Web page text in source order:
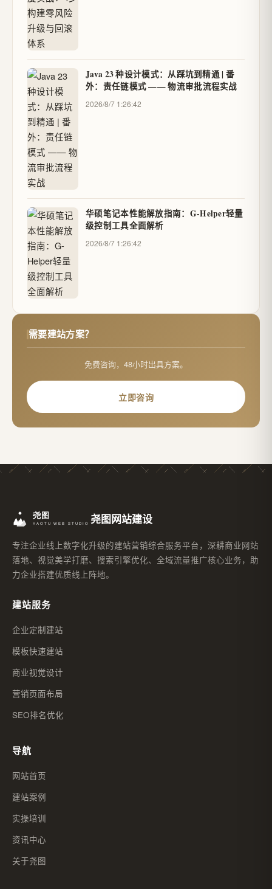
Java 23 种设计模式：从踩坑到精通 | 番
外：责任链模式 —— 物流审批流程实战
2026/8/7 1:26:42
华硕笔记本性能解放指南：G-Helper轻量
级控制工具全面解析
2026/8/7 1:26:42
需要建站方案？
免费咨询，48小时出具方案。
立即咨询
尧图网站建设
专注企业线上数字化升级的建站营销综合服务平台，深耕商业网站
落地、视觉美学打磨、搜索引擎优化、全域流量推广核心业务，助
力企业搭建优质线上阵地。
建站服务
企业定制建站
模板快速建站
商业视觉设计
营销页面布局
SEO排名优化
导航
网站首页
建站案例
实操培训
资讯中心
关于尧图